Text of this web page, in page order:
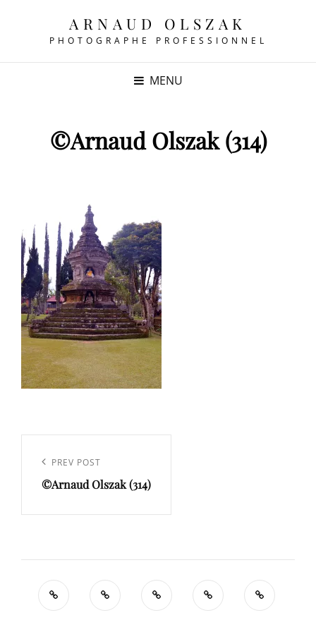
ARNAUD OLSZAK
PHOTOGRAPHE PROFESSIONNEL
MENU
©Arnaud Olszak (314)
l’article
Previous
Post
PREV POST
©Arnaud Olszak (314)